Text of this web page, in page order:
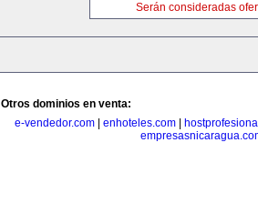
Serán consideradas
Otros dominios en venta:
e-vendedor.com| enhoteles.com|